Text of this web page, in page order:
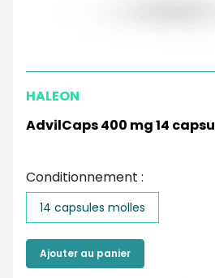
HALEON
AdvilCaps 400 mg 14
Conditionnement :
14 capsules molles
Ajouter au panier